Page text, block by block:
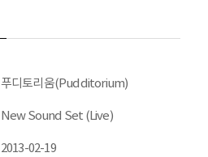
푸디토리움(Pudditorium)
New Sound Set (Live)
2013-02-19